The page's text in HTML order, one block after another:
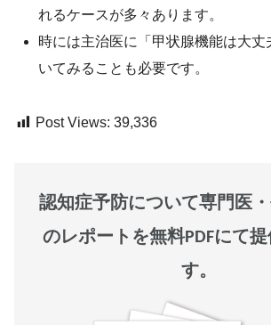
れるケースが多々あります。
時には主治医に「甲状腺機能は大丈
いてみることも必要です。
Post Views: 39,336
認知症予防について専門医
のレポートを無料PDFにて
す。